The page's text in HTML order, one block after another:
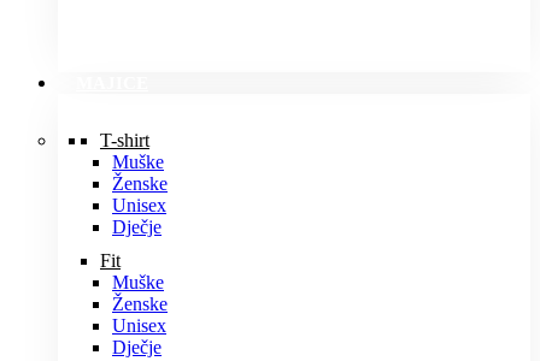
T-shirt
Muške
Ženske
Unisex
Dječje
Fit
Muške
Ženske
Unisex
Dječje